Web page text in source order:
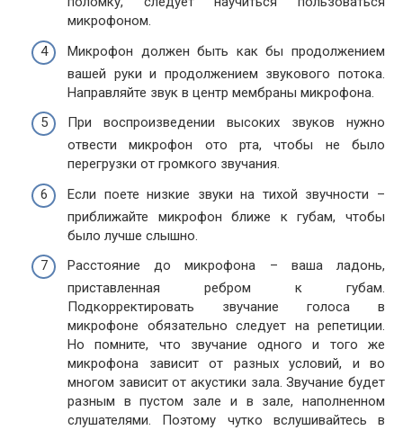
микрофоном.
Микрофон должен быть как бы продолжением
вашей руки и продолжением звукового потока.
Направляйте звук в центр мембраны микрофона.
При воспроизведении высоких звуков нужно
отвести микрофон ото рта, чтобы не было
перегрузки от громкого звучания.
Если поете низкие звуки на тихой звучности –
приближайте микрофон ближе к губам, чтобы
было лучше слышно.
Расстояние до микрофона – ваша ладонь,
приставленная ребром к губам.
Подкорректировать звучание голоса в
микрофоне обязательно следует на репетиции.
Но помните, что звучание одного и того же
микрофона зависит от разных условий, и во
многом зависит от акустики зала. Звучание будет
разным в пустом зале и в зале, наполненном
слушателями. Поэтому чутко вслушивайтесь в